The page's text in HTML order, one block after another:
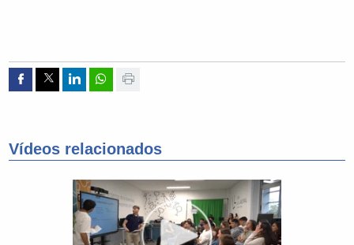
Compartir por Facebook
Compartir por Twitter
Compartir por Linkedin
Compartir por whatsapp
Imprimir
Vídeos relacionados